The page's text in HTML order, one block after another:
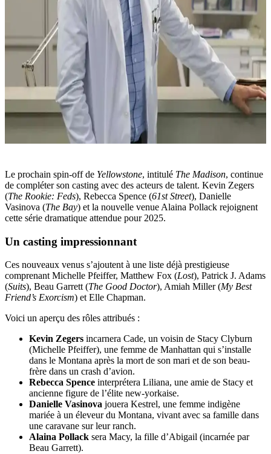
Le prochain spin-off de Yellowstone, intitulé The Madison, continue
de compléter son casting avec des acteurs de talent. Kevin Zegers
(The Rookie: Feds), Rebecca Spence (61st Street), Danielle
Vasinova (The Bay) et la nouvelle venue Alaina Pollack rejoignent
cette série dramatique attendue pour 2025.
Un casting impressionnant
Ces nouveaux venus s’ajoutent à une liste déjà prestigieuse
comprenant Michelle Pfeiffer, Matthew Fox (Lost), Patrick J. Adams
(Suits), Beau Garrett (The Good Doctor), Amiah Miller (My Best
Friend’s Exorcism) et Elle Chapman.
Voici un aperçu des rôles attribués :
Kevin Zegers incarnera Cade, un voisin de Stacy Clyburn
(Michelle Pfeiffer), une femme de Manhattan qui s’installe
dans le Montana après la mort de son mari et de son beau-
frère dans un crash d’avion.
Rebecca Spence interprétera Liliana, une amie de Stacy et
ancienne figure de l’élite new-yorkaise.
Danielle Vasinova jouera Kestrel, une femme indigène
mariée à un éleveur du Montana, vivant avec sa famille dans
une caravane sur leur ranch.
Alaina Pollack sera Macy, la fille d’Abigail (incarnée par
Beau Garrett).